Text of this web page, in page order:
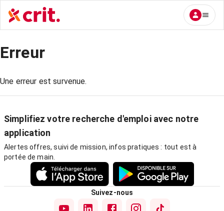
Erreur
Une erreur est survenue.
Simplifiez votre recherche d'emploi avec notre
application
Alertes offres, suivi de mission, infos pratiques : tout est à
portée de main.
Suivez-nous